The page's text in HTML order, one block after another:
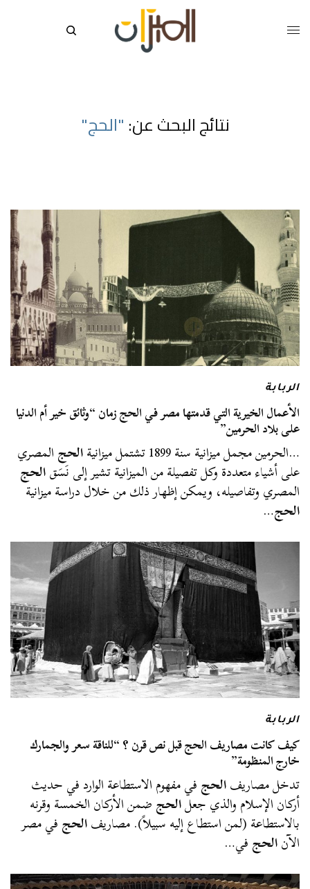
نتائج البحث عن: "الحج"
الربابة
الأعمال الخيرية التي قدمتها مصر في الحج زمان “وثائق خير أم الدنيا
على بلاد الحرمين”
…الحرمين مجمل ميزانية سنة 1899 تشتمل ميزانية الحجالمصري
على أشياء متعددة وكل تفصيلة من الميزانية تشير إلى نَسَقالحج
المصري وتفاصيله، ويمكن إظهار ذلك من خلال دراسة ميزانية
الحج…
الربابة
كيف كانت مصاريف الحج قبل نص قرن ؟ “للناقة سعر والجمارك
خارج المنظومة”
تدخل مصاريفالحجفي مفهوم الاستطاعة الوارد في حديث
أركان الإسلام والذي جعلالحجضمن الأركان الخمسة وقرنه
بالاستطاعة (لمن استطاع إليه سبيلاً). مصاريفالحجفي مصر
الآنالحجفي…